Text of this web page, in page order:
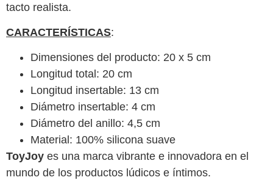
tacto realista.
CARACTERÍSTICAS:
Dimensiones del producto: 20 x 5 cm
Longitud total: 20 cm
Longitud insertable: 13 cm
Diámetro insertable: 4 cm
Diámetro del anillo: 4,5 cm
Material: 100% silicona suave
ToyJoy es una marca vibrante e innovadora en el
mundo de los productos lúdicos e íntimos.